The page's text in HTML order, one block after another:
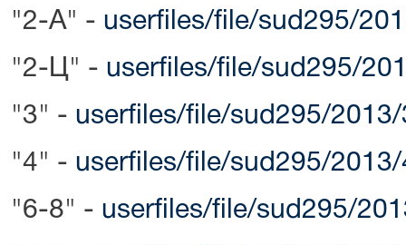
"2-А" - userfiles/file/sud295/
"2-Ц" - userfiles/file/sud295/
"3" - userfiles/file/sud295/
"4" - userfiles/file/sud295/
"6-8" - userfiles/file/sud295/